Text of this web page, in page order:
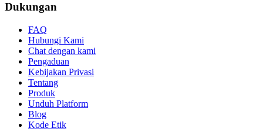
Dukungan
FAQ
Hubungi Kami
Chat dengan kami
Pengaduan
Kebijakan Privasi
Tentang
Produk
Unduh Platform
Blog
Kode Etik